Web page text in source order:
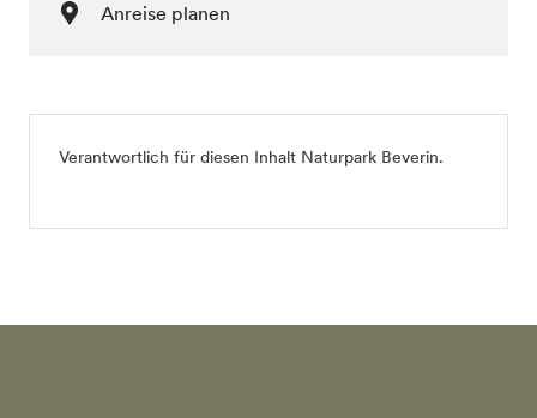
Anreise planen
Verantwortlich für diesen Inhalt Naturpark Beverin.